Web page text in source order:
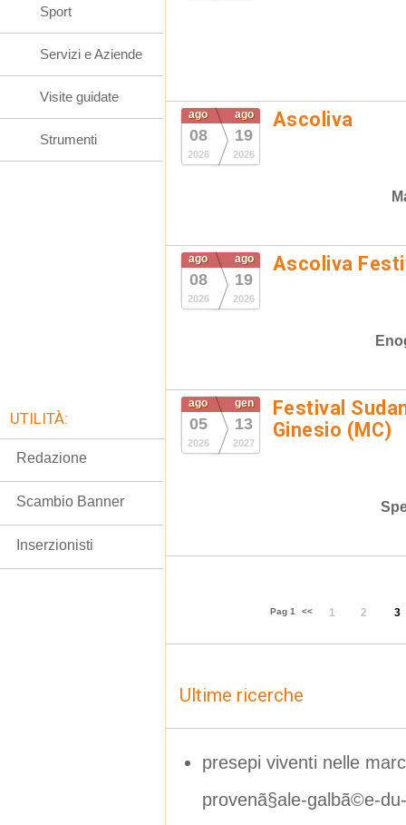
ago
08
2026
ago
19
2026
Ascoliva
ago
08
2026
ago
19
2026
Ascoliva
ago
05
2026
gen
13
2027
Festival
Ginesio (MC)
Pag 1 << 1 2 3
Ultime ricerche
presepi viventi nelle
provenã§ale-galbã©e-
Sport
Servizi e Aziende
Visite guidate
Strumenti
UTILITÀ:
Redazione
Scambio Banner
Inserzionisti